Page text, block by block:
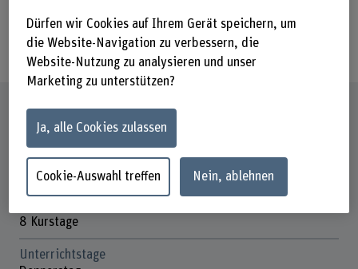
Steckbrief
Titel/Abschluss
Teilnahmebestätigung / Diplom (nach Praktikum)
8 Kurstage
Unterrichtstage
Dürfen wir Cookies auf Ihrem Gerät speichern, um
die Website-Navigation zu verbessern, die
Website-Nutzung zu analysieren und unser
Marketing zu unterstützen?
Ja, alle Cookies zulassen
Cookie-Auswahl treffen Nein, ablehnen